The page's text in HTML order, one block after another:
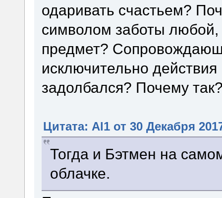
одаривать счастьем?
символом заботы любой,
предмет?
исключительно
задолбался? Почему
Цитата: Al1 от 30 Декабря
Тогда и Бэтмен на
облачке.